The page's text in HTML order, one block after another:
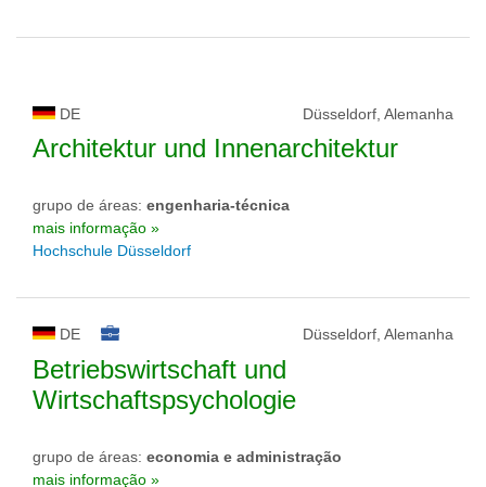
DE Düsseldorf, Alemanha
Architektur und Innenarchitektur
grupo de áreas: engenharia-técnica
mais informação »
Hochschule Düsseldorf
DE Düsseldorf, Alemanha
Betriebswirtschaft und
Wirtschaftspsychologie
grupo de áreas: economia e administração
mais informação »